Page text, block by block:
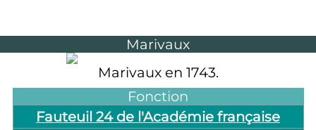
Marivaux
Marivaux en 1743.
Fonction
Fauteuil 24 de l'Académie française